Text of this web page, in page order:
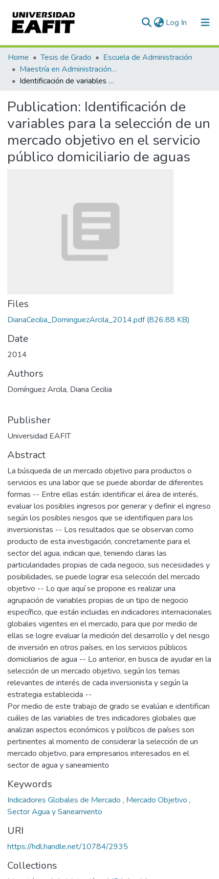
Log In (current)
Communities & Collections
All of DSpace
Home Tesis de Grado
Escuela de Administración
Maestría en Administración - MBA (tesis)
Identificación de variables para la selección de un mercado objetivo en el servicio público domiciliario de aguas
Publication: Identificación de
variables para la selección de un
mercado objetivo en el servicio
público domiciliario de aguas
Files
DianaCecilia_DominguezArcila_2014.pdf(826.88 KB)
Date
2014
Authors
Domínguez Arcila, Diana Cecilia
Publisher
Universidad EAFIT
Abstract
La búsqueda de un mercado objetivo para productos o
servicios es una labor que se puede abordar de diferentes
formas -- Entre ellas están: identificar el área de interés,
evaluar los posibles ingresos por generar y definir el ingreso
según los posibles riesgos que se identifiquen para los
inversionistas -- Los resultados que se observan como
producto de esta investigación, concretamente para el
sector del agua, indican que, teniendo claras las
particularidades propias de cada negocio, sus necesidades y
posibilidades, se puede lograr esa selección del mercado
objetivo -- Lo que aquí se propone es realizar una
agrupación de variables propias de un tipo de negocio
específico, que están incluidas en indicadores internacionales
globales vigentes en el mercado, para que por medio de
ellas se logre evaluar la medición del desarrollo y del riesgo
de inversión en otros países, en los servicios públicos
domiciliarios de agua -- Lo anterior, en busca de ayudar en la
selección de un mercado objetivo, según los temas
relevantes de interés de cada inversionista y según la
estrategia establecida --
Por medio de este trabajo de grado se evalúan e identifican
cuáles de las variables de tres indicadores globales que
analizan aspectos económicos y políticos de países son
pertinentes al momento de considerar la selección de un
mercado objetivo, para empresarios interesados en el
sector de agua y saneamiento
Keywords
Indicadores Globales de Mercado , Mercado Objetivo ,
Sector Agua y Saneamiento
URI
https://hdl.handle.net/10784/2935
Collections